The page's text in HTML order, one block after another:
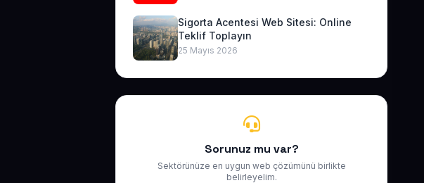
Sigorta Acentesi Web Sitesi: Online
Teklif Toplayın
25 Mayıs 2026
Sorunuz mu var?
Sektörünüze en uygun web çözümünü birlikte
belirleyelim.